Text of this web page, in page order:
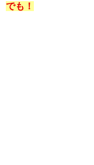
でも！